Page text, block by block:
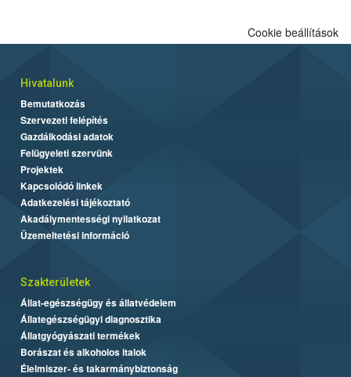
Cookie beállítások
Hivatalunk
Bemutatkozás
Szervezeti felépítés
Gazdálkodási adatok
Felügyeleti szervünk
Projektek
Kapcsolódó linkek
Adatkezelési tájékoztató
Akadálymentességi nyilatkozat
Üzemeltetési információ
Szakterületek
Állat-egészségügy és állatvédelem
Állategészségügyi diagnosztika
Állatgyógyászati termékek
Borászat és alkoholos italok
Élelmiszer- és takarmánybiztonság